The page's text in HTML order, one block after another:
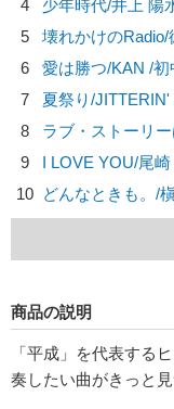
4
少年時代/井上 陽
5
壊れかけのRadio/
6
愛は勝つ/KAN /初
7
夏祭り/JITTERIN'
8
ラブ・ストーリ
9
I LOVE YOU/尾崎
10 どんなときも。/
商品の説明
「平成」を代表する
奏したい曲がきっと